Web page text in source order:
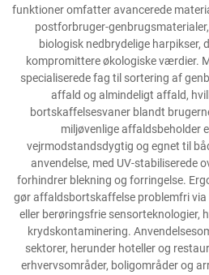
funktioner omfatter avancerede
postforbruger-
biologisk nedbrydelige harpikser,
kompromittere økologiske værdier.
specialiserede fag til sortering af
affald og almindeligt affald,
bortskaffelsesvaner blandt
miljøvenlige affaldsbeholder
vejrmodstandsdygtig og egnet til
anvendelse, med UV-stabiliserede
forhindrer blekning og forringelse.
gør affaldsbortskaffelse problemfri
eller berøringsfrie sensorteknologier,
krydskontaminering.
sektorer, herunder hoteller og
erhvervsområder, boligområder og